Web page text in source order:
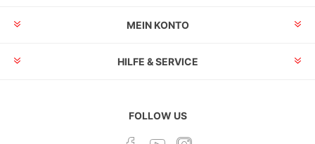
MEIN KONTO
HILFE & SERVICE
FOLLOW US